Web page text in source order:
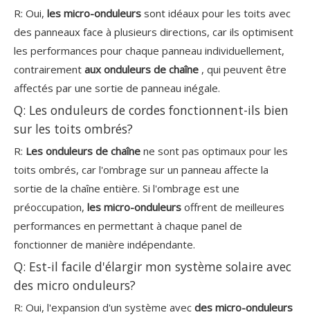
R: Oui, les micro-onduleurs sont idéaux pour les toits avec
des panneaux face à plusieurs directions, car ils optimisent
les performances pour chaque panneau individuellement,
contrairement aux onduleurs de chaîne , qui peuvent être
affectés par une sortie de panneau inégale.
Q: Les onduleurs de cordes fonctionnent-ils bien
sur les toits ombrés?
R: Les onduleurs de chaîne ne sont pas optimaux pour les
toits ombrés, car l'ombrage sur un panneau affecte la
sortie de la chaîne entière. Si l'ombrage est une
préoccupation, les micro-onduleurs offrent de meilleures
performances en permettant à chaque panel de
fonctionner de manière indépendante.
Q: Est-il facile d'élargir mon système solaire avec
des micro onduleurs?
R: Oui, l'expansion d'un système avec des micro-onduleurs